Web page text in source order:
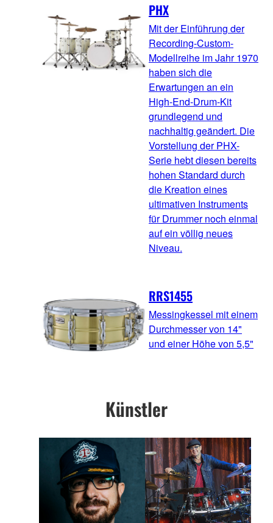
PHX
Mit der Einführung der
Recording-Custom-
Modellreihe im Jahr 1970
haben sich die
Erwartungen an ein
High-End-Drum-Kit
grundlegend und
nachhaltig geändert. Die
Vorstellung der PHX-
Serie hebt diesen bereits
hohen Standard durch
die Kreation eines
ultimativen Instruments
für Drummer noch einmal
auf ein völlig neues
Niveau.
RRS1455
Messingkessel mit einem
Durchmesser von 14"
und einer Höhe von 5,5"
Künstler